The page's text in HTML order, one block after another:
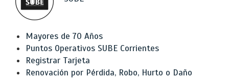
Mayores de 70 Años
Puntos Operativos SUBE Corrientes
Registrar Tarjeta
Renovación por Pérdida, Robo, Hurto o Daño